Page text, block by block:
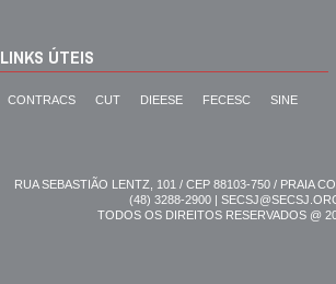
LINKS ÚTEIS
CONTRACS CUT DIEESE FECESC SINE
RUA SEBASTIÃO LENTZ, 101 / CEP 88103-750 / PRAIA
(48) 3288-2900 |
TODOS OS DIREITOS RESERVADOS @